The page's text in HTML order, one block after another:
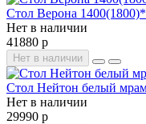
Стол Верона
Нет в наличии
41880 р
Нет в наличии
Стол Нейтон белый
Нет в наличии
29990 р